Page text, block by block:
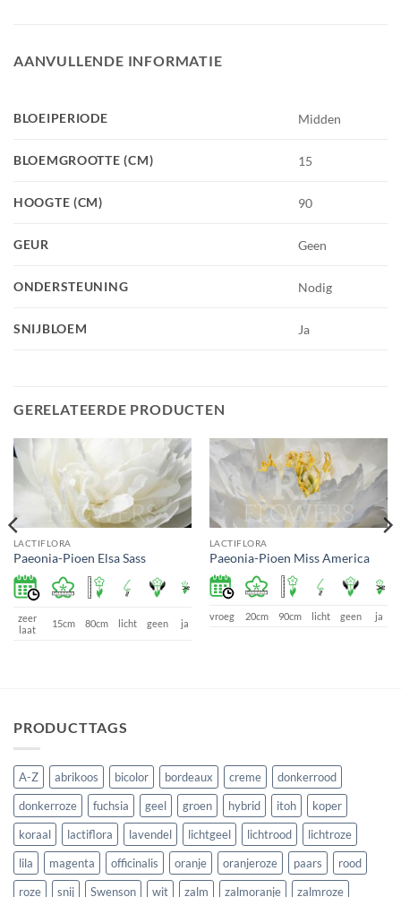
AANVULLENDE INFORMATIE
BLOEIPERIODE Midden
BLOEMGROOTTE (CM) 15
HOOGTE (CM) 90
GEUR Geen
ONDERSTEUNING Nodig
SNIJBLOEM Ja
GERELATEERDE PRODUCTEN
LACTIFLORA
Paeonia-Pioen Elsa Sass
zeer
laat
15cm 80cm licht geen ja
LACTIFLORA
Paeonia-Pioen Miss America
vroeg 20cm 90cm licht geen ja
PRODUCTTAGS
A-Z abrikoos bicolor bordeaux creme
donkerrood
donkerroze
fuchsia geel groen hybrid itoh
koper
koraal
lactiflora lavendel lichtgeel lichtrood
lichtroze
lila
magenta officinalis oranje oranjeroze paars
rood
roze
snij Swenson wit zalm zalmoranje zalmroze